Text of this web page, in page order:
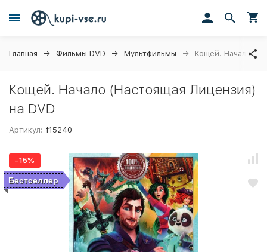
Главная Фильмы DVD Мультфильмы Кощей. Начало
Кощей. Начало (Настоящая Лицензия)
на DVD
Артикул: f15240
-15%
Бестселлер